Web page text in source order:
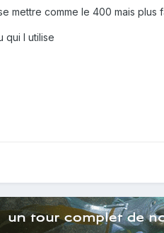
mettre comme le 400 mais plus
qui l utilise